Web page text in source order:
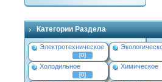
Категории Раздела
Электротехническое
[0]
Холодильное
[0]
Химическое